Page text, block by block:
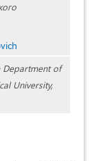
Department of
University,